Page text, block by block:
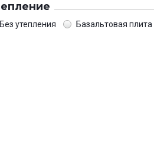
Без утепления Базальтовая плита